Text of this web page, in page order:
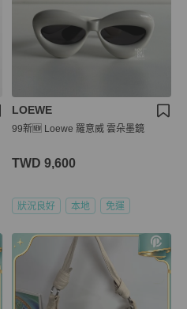
LOEWE
99新🆕 Loewe 羅意威 雲朵墨鏡
TWD 9,600
狀況良好 本地 免運